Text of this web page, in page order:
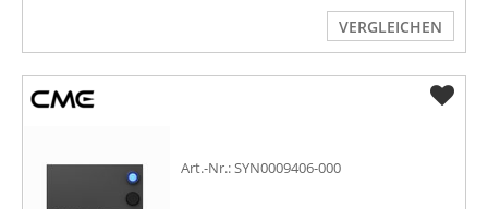
VERGLEICHEN
Art.-Nr.: SYN0009406-000